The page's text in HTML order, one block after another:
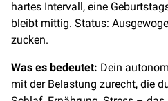
hartes Intervall, eine
bleibt mittig. Status:
zucken.
Was es bedeutet: Dein
mit der Belastung zurecht, die